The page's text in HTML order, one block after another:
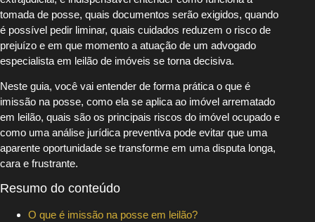
tomada de posse, quais documentos serão exigidos, quando
é possível pedir liminar, quais cuidados reduzem o risco de
prejuízo e em que momento a atuação de um advogado
especialista em leilão de imóveis se torna decisiva.
Neste guia, você vai entender de forma prática o que é
imissão na posse, como ela se aplica ao imóvel arrematado
em leilão, quais são os principais riscos do imóvel ocupado e
como uma análise jurídica preventiva pode evitar que uma
aparente oportunidade se transforme em uma disputa longa,
cara e frustrante.
Resumo do conteúdo
O que é imissão na posse em leilão?